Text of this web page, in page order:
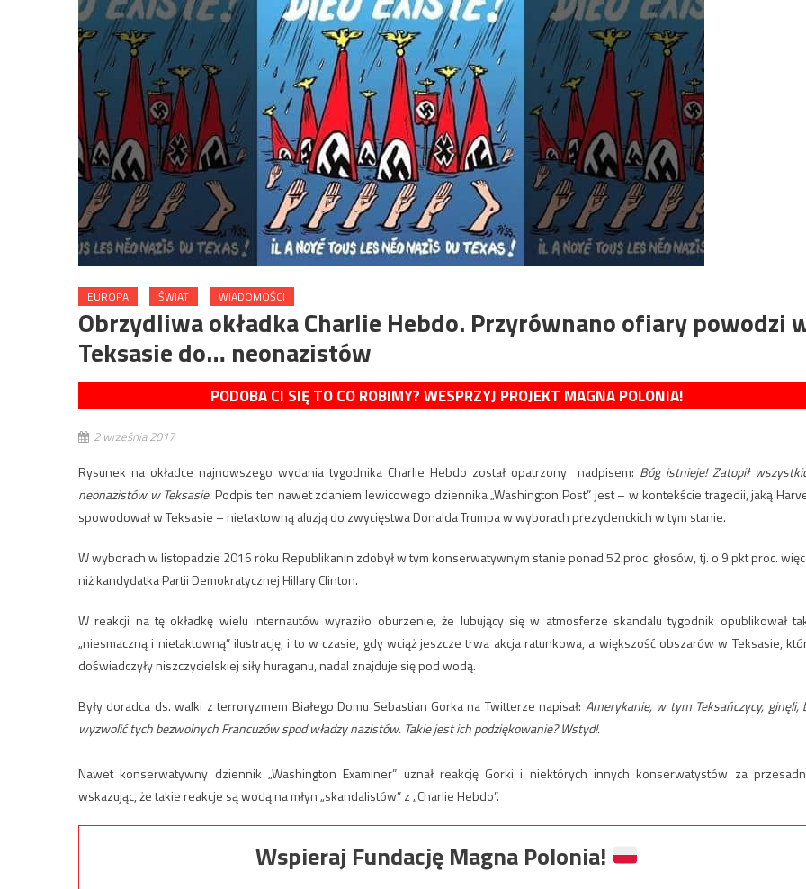
EUROPA ŚWIAT WIADOMOŚCI
Obrzydliwa okładka Charlie Hebdo. Przyrównano ofiary powodzi
Teksasie do… neonazistów
PODOBA CI SIĘ TO CO ROBIMY? WESPRZYJ PROJEKT MAGNA POLONIA!
2 września 2017
Rysunek na okładce najnowszego wydania tygodnika Charlie Hebdo został opatrzony nadpisem: Bóg istnieje! Zatopił
neonazistów w Teksasie.Podpis ten nawet zdaniem lewicowego dziennika „Washington Post” jest – w kontekście tragedii, jaką
spowodował w Teksasie – nietaktowną aluzją do zwycięstwa Donalda Trumpa w wyborach prezydenckich w tym stanie.
W wyborach w listopadzie 2016 roku Republikanin zdobył w tym konserwatywnym stanie ponad 52 proc. głosów, tj. o 9 pkt proc.
niż kandydatka Partii Demokratycznej Hillary Clinton.
W reakcji na tę okładkę wielu internautów wyraziło oburzenie, że lubujący się w atmosferze skandalu tygodnik opublikował
„niesmaczną i nietaktowną” ilustrację, i to w czasie, gdy wciąż jeszcze trwa akcja ratunkowa, a większość obszarów w Teksasie,
doświadczyły niszczycielskiej siły huraganu, nadal znajduje się pod wodą.
Były doradca ds. walki z terroryzmem Białego Domu Sebastian Gorka na Twitterze napisał: Amerykanie, w tym Teksańczycy, ginęli,
wyzwolić tych bezwolnych Francuzów spod władzy nazistów. Takie jest ich podziękowanie? Wstyd!.
Nawet konserwatywny dziennik „Washington Examiner” uznał reakcję Gorki i niektórych innych konserwatystów za
wskazując, że takie reakcje są wodą na młyn „skandalistów” z „Charlie Hebdo”.
Wspieraj Fundację Magna Polonia!